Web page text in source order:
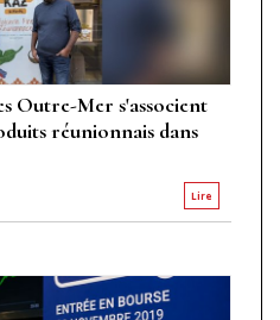
Outre-Mer s'associent
réunionnais dans
Lire